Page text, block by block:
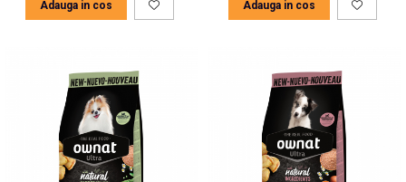
Adauga in cos Adauga in cos